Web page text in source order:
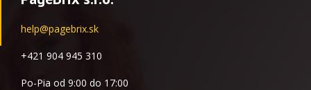
help@pagebrix.sk
+421 904 945 310
Po-Pia od 9:00 do 17:00